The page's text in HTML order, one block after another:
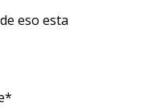
eso esta